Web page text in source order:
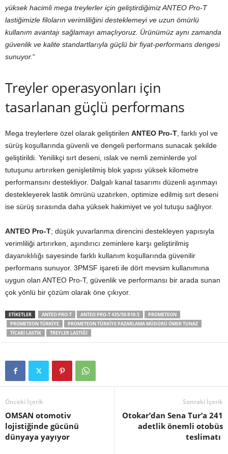
yüksek hacimli mega treylerler için geliştirdiğimiz ANTEO Pro-T
lastiğimizle filoların verimliliğini desteklemeyi ve uzun ömürlü
kullanım avantajı sağlamayı amaçlıyoruz. Ürünümüz aynı zamanda
güvenlik ve kalite standartlarıyla güçlü bir fiyat-performans dengesi
sunuyor.“
Treyler operasyonları için
tasarlanan güçlü performans
Mega treylerlere özel olarak geliştirilen ANTEO Pro-T , farklı yol ve
sürüş koşullarında güvenli ve dengeli performans sunacak şekilde
geliştirildi. Yenilikçi sırt deseni, ıslak ve nemli zeminlerde yol
tutuşunu artırırken genişletilmiş blok yapısı yüksek kilometre
performansını destekliyor. Dalgalı kanal tasarımı düzenli aşınmayı
destekleyerek lastik ömrünü uzatırken, optimize edilmiş sırt deseni
ise sürüş sırasında daha yüksek hakimiyet ve yol tutuşu sağlıyor.
ANTEO Pro-T; düşük yuvarlanma direncini destekleyen yapısıyla
verimliliği artırırken, aşındırıcı zeminlere karşı geliştirilmiş
dayanıklılığı sayesinde farklı kullanım koşullarında güvenilir
performans sunuyor. 3PMSF işareti ile dört mevsim kullanımına
uygun olan ANTEO Pro-T, güvenlik ve performansı bir arada sunan
çok yönlü bir çözüm olarak öne çıkıyor.
ETIKETLER ANTEO PRO-T ANTEO PRO-T 435/50 R19.5
PROMETEON
PROMETEON TÜRKIYE
PROMETEON TÜRKIYE PAZARLAMA MÜDÜRÜ ÖMER TUNAZ
TICARI LASTIK
TREYLER LASTIĞI
Önceki İçerik
OMSAN otomotiv
lojistiğinde gücünü
dünyaya yayıyor
Sonraki İçerik
Otokar’dan Sena Tur’a 241
adetlik önemli otobüs
teslimatı